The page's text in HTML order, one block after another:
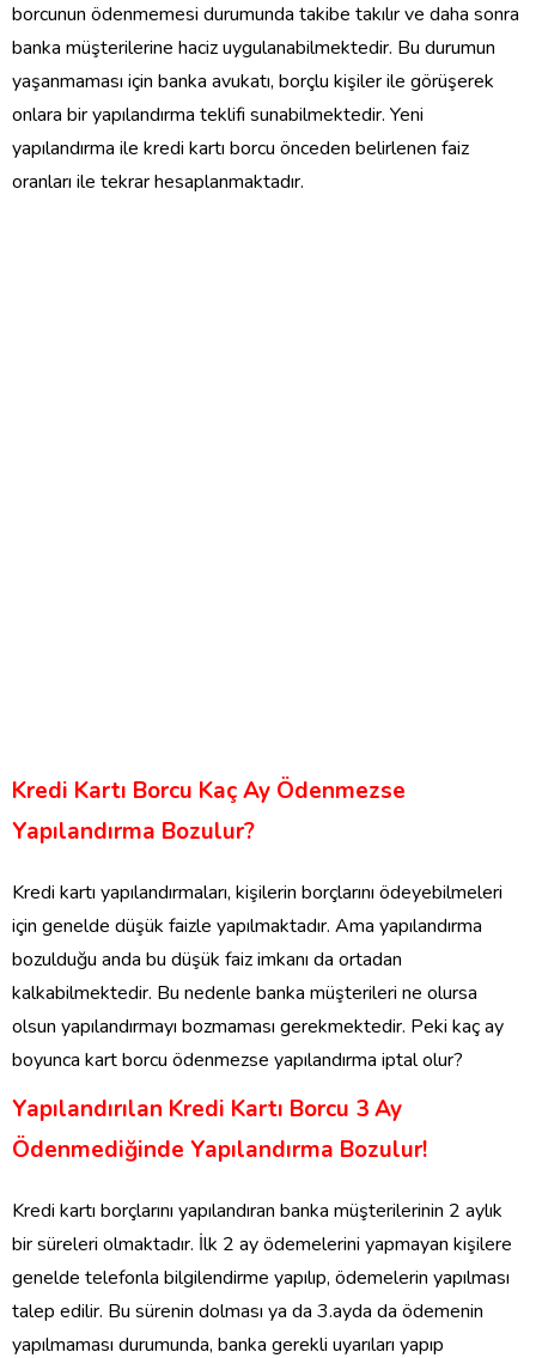
borcunun ödenmemesi durumunda takibe takılır ve daha sonra
banka müşterilerine haciz uygulanabilmektedir. Bu durumun
yaşanmaması için banka avukatı, borçlu kişiler ile görüşerek
onlara bir yapılandırma teklifi sunabilmektedir. Yeni
yapılandırma ile kredi kartı borcu önceden belirlenen faiz
oranları ile tekrar hesaplanmaktadır.
Kredi Kartı Borcu Kaç Ay Ödenmezse
Yapılandırma Bozulur?
Kredi kartı yapılandırmaları, kişilerin borçlarını ödeyebilmeleri
için genelde düşük faizle yapılmaktadır. Ama yapılandırma
bozulduğu anda bu düşük faiz imkanı da ortadan
kalkabilmektedir. Bu nedenle banka müşterileri ne olursa
olsun yapılandırmayı bozmaması gerekmektedir. Peki kaç ay
boyunca kart borcu ödenmezse yapılandırma iptal olur?
Yapılandırılan Kredi Kartı Borcu 3 Ay
Ödenmediğinde Yapılandırma Bozulur!
Kredi kartı borçlarını yapılandıran banka müşterilerinin 2 aylık
bir süreleri olmaktadır. İlk 2 ay ödemelerini yapmayan kişilere
genelde telefonla bilgilendirme yapılıp, ödemelerin yapılması
talep edilir. Bu sürenin dolması ya da 3.ayda da ödemenin
yapılmaması durumunda, banka gerekli uyarıları yapıp